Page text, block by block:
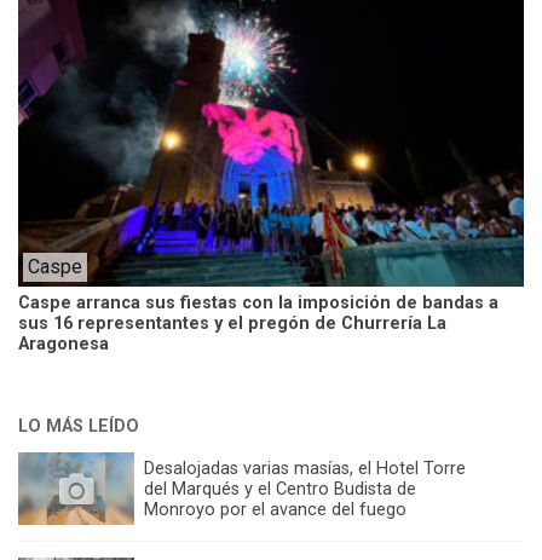
Caspe arranca sus fiestas con la imposición de bandas a
sus 16 representantes y el pregón de Churrería La
Aragonesa
Caspe
LO MÁS LEÍDO
Desalojadas varias masías, el Hotel Torre
del Marqués y el Centro Budista de
Monroyo por el avance del fuego